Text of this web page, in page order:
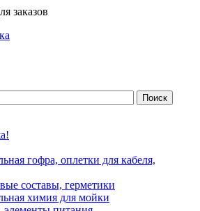
заказов
гофра, оплетки для кабеля,
составы, герметики
химия для мойки